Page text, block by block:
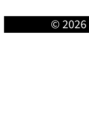
© 2026